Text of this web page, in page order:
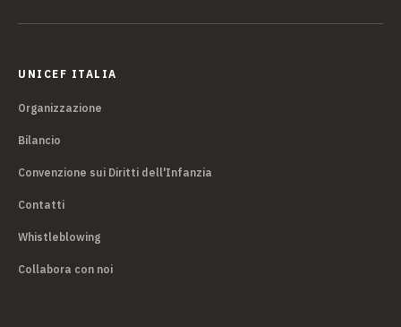
UNICEF ITALIA
Organizzazione
Bilancio
Convenzione sui Diritti dell'Infanzia
Contatti
Whistleblowing
Collabora con noi